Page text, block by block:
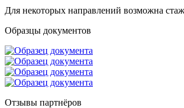
Для некоторых направлений возможна
Образцы документов
Отзывы партнёров